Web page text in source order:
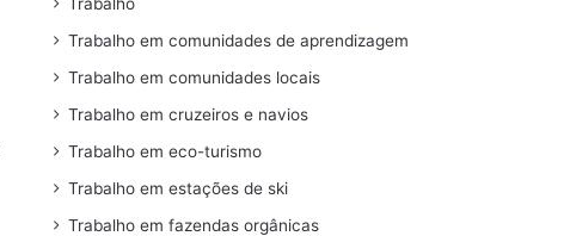
Trabalho em comunidades de aprendizagem
Trabalho em comunidades locais
Trabalho em cruzeiros e navios
Trabalho em eco-turismo
Trabalho em estações de ski
Trabalho em fazendas orgânicas